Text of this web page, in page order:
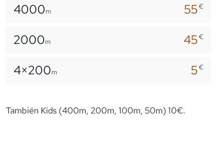
4000m 55€
2000m 45€
4×200m 5€
También Kids (400m, 200m, 100m, 50m) 10€.